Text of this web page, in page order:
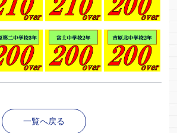
一覧へ戻る